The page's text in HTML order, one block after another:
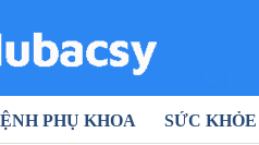
PHỤ KHOA SỨC